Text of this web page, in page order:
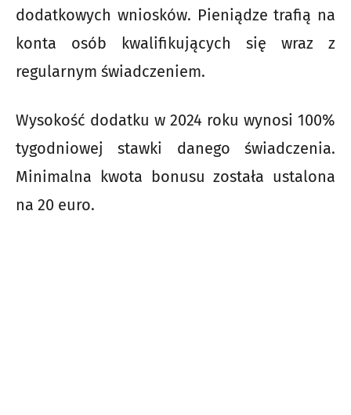
dodatkowych wniosków. Pieniądze trafią na
konta osób kwalifikujących się wraz z
regularnym świadczeniem.
Wysokość dodatku w 2024 roku wynosi 100%
tygodniowej stawki danego świadczenia.
Minimalna kwota bonusu została ustalona
na 20 euro.